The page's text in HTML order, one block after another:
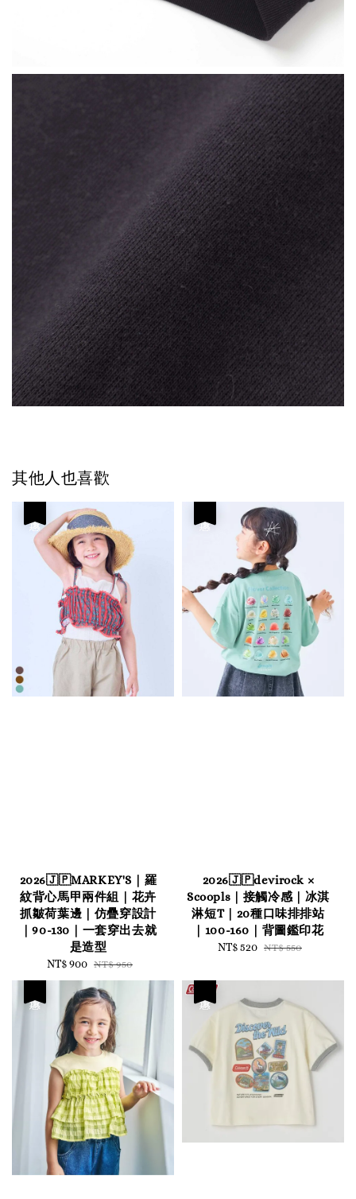
其他人也喜歡
2026🇯🇵MARKEY'S｜羅
紋背心馬甲兩件組｜花卉
抓皺荷葉邊｜仿疊穿設計
｜90-130｜一套穿出去就
是造型
Sale
price
NT$ 900 Regular
price
NT$ 950
2026🇯🇵devirock ×
Scoopls｜接觸冷感｜冰淇
淋短T｜20種口味排排站
｜100-160｜背圖鑑印花
Sale
NT$ 520 Regular
NT$ 550